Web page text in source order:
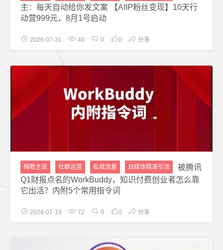
主：每天自动给你发文案 【AIIP粉丝变现】10天行
动营999元，8月1号启动
2026-07-31 40 0 0 分享
梅教主说 社群运营 私域流量 自媒体精准引流
被腾讯
Q1财报点名的WorkBuddy，知识付费创业者怎么靠
它出活？内附5个常用指令词
2026-07-19 72 0 0 分享